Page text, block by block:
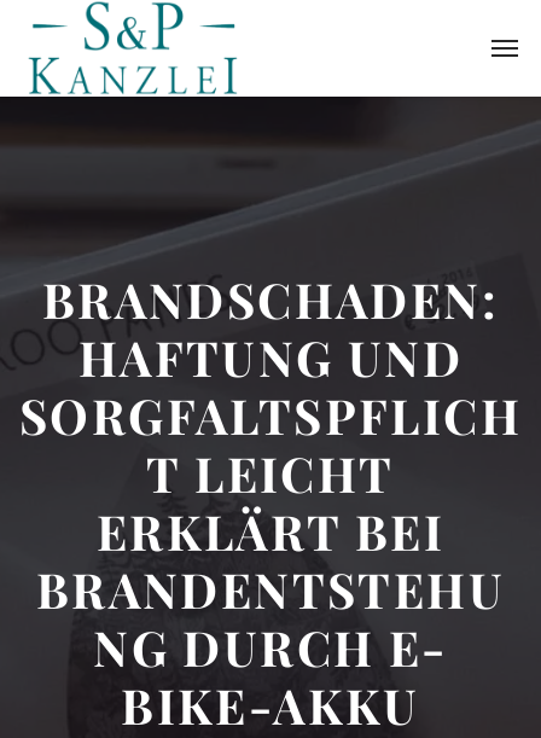
BRANDSCHADEN:
HAFTUNG UND
SORGFALTSPFLICH
T LEICHT
ERKLÄRT BEI
BRANDENTSTEHU
NG DURCH E-
BIKE-AKKU